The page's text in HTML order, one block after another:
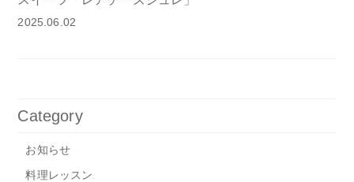
2025.06.02
Category
お知らせ
料理レッスン